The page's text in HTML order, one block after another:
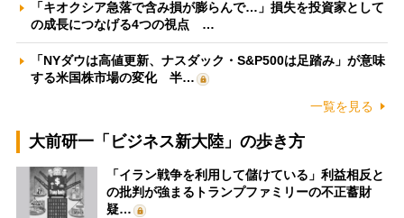
「キオクシア急落で含み損が膨らんで…」損失を投資家として
の成長につなげる4つの視点 …
「NYダウは高値更新、ナスダック・S&P500は足踏み」が意味
する米国株市場の変化 半…
一覧を見る
大前研一「ビジネス新大陸」の歩き方
「イラン戦争を利用して儲けている」利益相反と
の批判が強まるトランプファミリーの不正蓄財
疑…